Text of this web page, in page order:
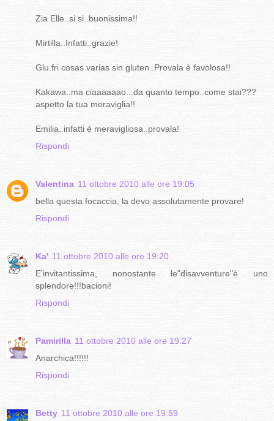
Zia Elle..si si..buonissima!!
Mirtilla..Infatti..grazie!
Glu.fri cosas varias sin gluten..Provala è favolosa!!
Kakawa..ma ciaaaaaao...da quanto tempo..come stai???
aspetto la tua meraviglia!!
Emilia..infatti è meravigliosa..provala!
Rispondi
Valentina 11 ottobre 2010 alle ore 19:05
bella questa focaccia, la devo assolutamente provare!
Rispondi
Ka' 11 ottobre 2010 alle ore 19:20
E'invitantissima, nonostante le"disavventure"è uno
splendore!!!bacioni!
Rispondi
Pamirilla 11 ottobre 2010 alle ore 19:27
Anarchica!!!!!!
Rispondi
Betty 11 ottobre 2010 alle ore 19:59